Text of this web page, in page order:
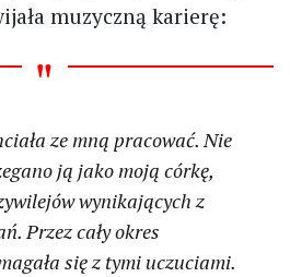
muzyczną karierę:
ze mną pracować. Nie
ją jako moją córkę,
wynikających z
Przez cały okres
się z tymi uczuciami.